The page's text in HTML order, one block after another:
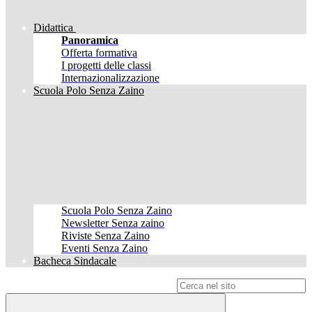
Didattica
Panoramica
Offerta formativa
I progetti delle classi
Internazionalizzazione
Scuola Polo Senza Zaino
Scuola Polo Senza Zaino
Newsletter Senza zaino
Riviste Senza Zaino
Eventi Senza Zaino
Bacheca Sindacale